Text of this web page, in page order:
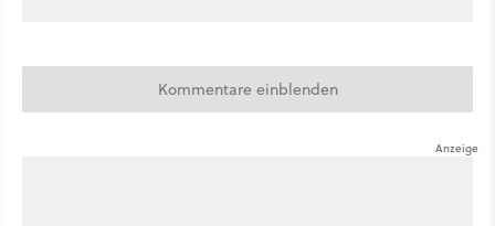
Kommentare einblenden